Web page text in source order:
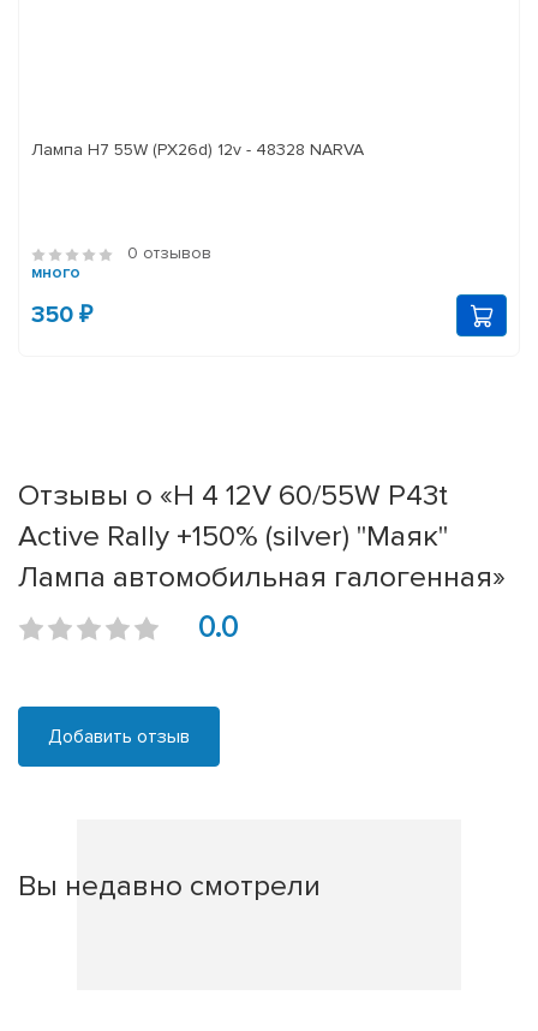
Лампа H7 55W (PX26d) 12v - 48328 NARVA
0 отзывов
много
350 ₽
Отзывы о «Н 4 12V 60/55W P43t
Active Rally +150% (silver) "Маяк"
Лампа автомобильная галогенная»
0.0
Добавить отзыв
Вы недавно смотрели